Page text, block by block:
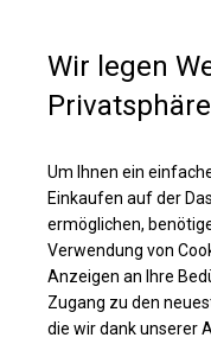
Ganzjährig geöffnete
Wir legen
Um Ihnen ein
Einkaufen auf der
ermöglichen,
Verwendung von
Anzeigen an Ihre
Zugang zu den
die wir dank unserer